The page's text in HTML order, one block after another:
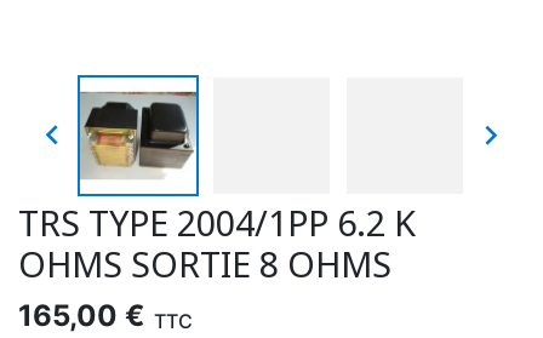
 
TRS TYPE 2004/1PP 6.2 K
OHMS SORTIE 8 OHMS
165,00 € TTC